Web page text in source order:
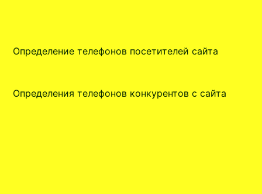
Определение телефонов посетителей сайта
Определения телефонов конкурентов с сайта